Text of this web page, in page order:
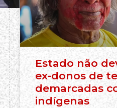
Estado não
ex-donos de
demarcadas
indígenas